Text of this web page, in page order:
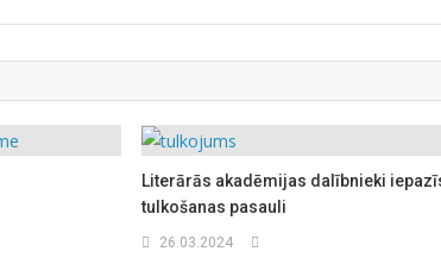
Literārās akadēmijas dalībnieki
tulkošanas pasauli
26.03.2024